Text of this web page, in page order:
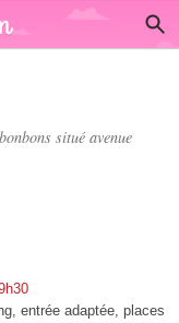
situé avenue
entrée adaptée, places